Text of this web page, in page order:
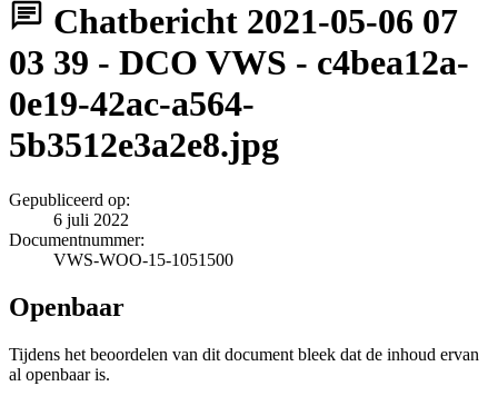
Chatbericht 2021-05-06 07
03 39 - DCO VWS - c4bea12a-
0e19-42ac-a564-
5b3512e3a2e8.jpg
Gepubliceerd op:
6 juli 2022
Documentnummer:
VWS-WOO-15-1051500
Openbaar
Tijdens het beoordelen van dit document bleek dat de inhoud ervan
al openbaar is.